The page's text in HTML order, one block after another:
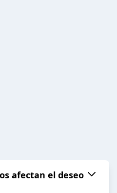
afectan el deseo